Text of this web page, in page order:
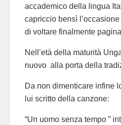
accademico della lingua
capriccio bensì
di voltare finalmente
Nell’età della maturità
nuovo alla porta della
Da non dimenticare infine
lui scritto della canzone:
“Un uomo senza tempo ”